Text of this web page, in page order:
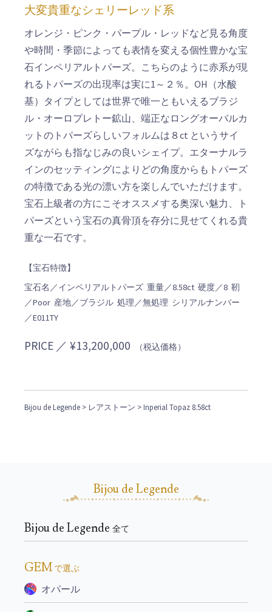
大変貴重なシェリーレッド系
オレンジ・ピンク・パープル・レッドなど見る角度
や時間・季節によっても表情を変える個性豊かな宝
石インペリアルトパーズ。こちらのように赤系が現
れるトパーズの出現率は実に1～２％。OH（水酸
基）タイプとしては世界で唯一ともいえるブラジ
ル・オーロプレトー鉱山、端正なロングオーバルカ
ットのトパーズらしいフォルムは８ct というサイ
ズながらも指なじみの良いシェイプ。エターナルラ
インのセッティングによりどの角度からもトパーズ
の特徴である光の漂い方を楽しんでいただけます。
宝石上級者の方にこそオススメする奥深い魅力、ト
パーズという宝石の真骨頂を存分に見せてくれる貴
重な一石です。
【宝石特徴】
宝石名／インペリアルトパーズ 重量／8.58ct 硬度／8 靭
／Poor 産地／ブラジル 処理／無処理 シリアルナンバー
／E011TY
PRICE ／ ¥13,200,000 （税込価格）
Bijou de Legende > レアストーン > Inperial Topaz 8.58ct
Bijou de Legende
Bijou de Legende 全て
GEM で選ぶ
オパール